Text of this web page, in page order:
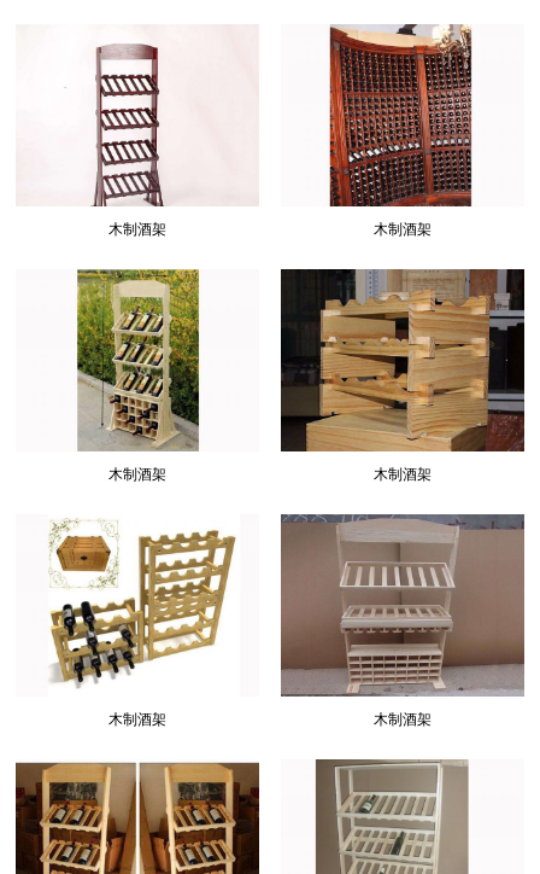
木制酒架 木制酒架
木制酒架 木制酒架
木制酒架 木制酒架